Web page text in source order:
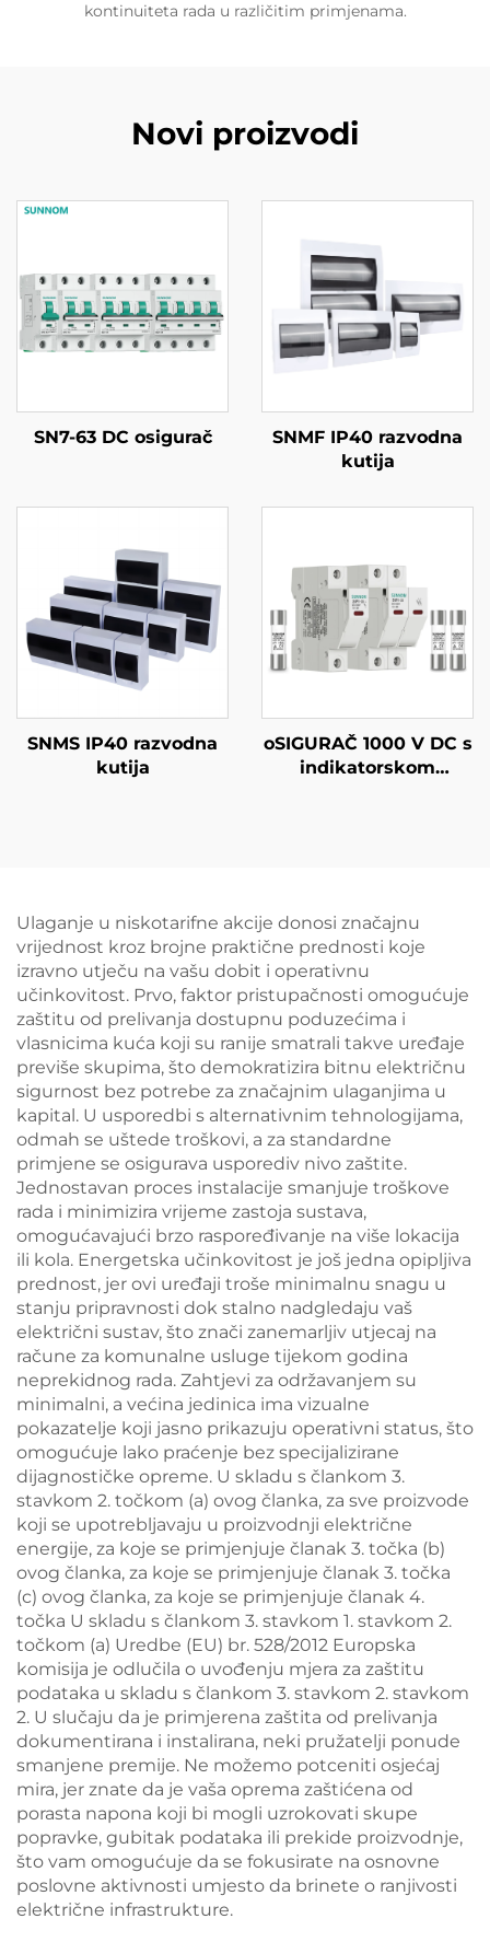
kontinuiteta rada u različitim primjenama.
Novi proizvodi
SN7-63 DC osigurač
SNMF IP40 razvodna
kutija
SNMS IP40 razvodna
kutija
oSIGURAČ 1000 V DC s
indikatorskom
Ulaganje u niskotarifne akcije donosi značajnu
vrijednost kroz brojne praktične prednosti koje
izravno utječu na vašu dobit i operativnu
učinkovitost. Prvo, faktor pristupačnosti omogućuje
zaštitu od prelivanja dostupnu poduzećima i
vlasnicima kuća koji su ranije smatrali takve uređaje
previše skupima, što demokratizira bitnu električnu
sigurnost bez potrebe za značajnim ulaganjima u
kapital. U usporedbi s alternativnim tehnologijama,
odmah se uštede troškovi, a za standardne
primjene se osigurava usporediv nivo zaštite.
Jednostavan proces instalacije smanjuje troškove
rada i minimizira vrijeme zastoja sustava,
omogućavajući brzo raspoređivanje na više lokacija
ili kola. Energetska učinkovitost je još jedna opipljiva
prednost, jer ovi uređaji troše minimalnu snagu u
stanju pripravnosti dok stalno nadgledaju vaš
električni sustav, što znači zanemarljiv utjecaj na
račune za komunalne usluge tijekom godina
neprekidnog rada. Zahtjevi za održavanjem su
minimalni, a većina jedinica ima vizualne
pokazatelje koji jasno prikazuju operativni status, što
omogućuje lako praćenje bez specijalizirane
dijagnostičke opreme. U skladu s člankom 3.
stavkom 2. točkom (a) ovog članka, za sve proizvode
koji se upotrebljavaju u proizvodnji električne
energije, za koje se primjenjuje članak 3. točka (b)
ovog članka, za koje se primjenjuje članak 3. točka
(c) ovog članka, za koje se primjenjuje članak 4.
točka U skladu s člankom 3. stavkom 1. stavkom 2.
točkom (a) Uredbe (EU) br. 528/2012 Europska
komisija je odlučila o uvođenju mjera za zaštitu
podataka u skladu s člankom 3. stavkom 2. stavkom
2. U slučaju da je primjerena zaštita od prelivanja
dokumentirana i instalirana, neki pružatelji ponude
smanjene premije. Ne možemo potceniti osjećaj
mira, jer znate da je vaša oprema zaštićena od
porasta napona koji bi mogli uzrokovati skupe
popravke, gubitak podataka ili prekide proizvodnje,
što vam omogućuje da se fokusirate na osnovne
poslovne aktivnosti umjesto da brinete o ranjivosti
električne infrastrukture.